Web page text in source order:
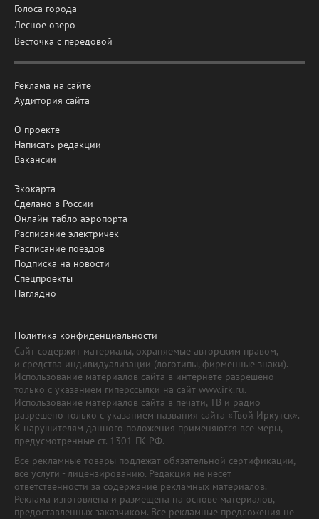
Голоса города
Лесное озеро
Весточка с передовой
Реклама на сайте
Аудитория сайта
О проекте
Написать редакции
Вакансии
Экокарта
Сделано в России
Онлайн-табло аэропорта
Расписание электричек
Расписание поездов
Подписка на новости
Спецпроекты
Наглядно
Политика конфиденциальности
Сайт содержит материалы, охраняемые авторским правом,
и средства индивидуализации (логотипы, фирменные знаки).
Использование материалов сайта в интернете разрешено
только с указанием гиперссылки на сайт www.irk.ru.
Использование материалов сайта в печати, ТВ и радио
разрешено только с указанием названия сайта «Твой Иркутск».
К нарушителям данного положения применяются все меры,
предусмотренные ст. 1301 ГК РФ.
Все рекламные товары подлежат обязательной сертификации,
все услуги - лицензированию. Редакция не несет
ответственности за содержание рекламных материалов.
Реклама изготовлена и размещена на основе материалов,
предоставленных заказчиком. Все рекламные предложения не